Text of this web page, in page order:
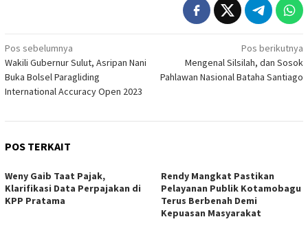
Navigasi
pos
Pos sebelumnya
Wakili Gubernur Sulut, Asripan Nani
Buka Bolsel Paragliding
International Accuracy Open 2023
Pos berikutnya
Mengenal Silsilah, dan Sosok
Pahlawan Nasional Bataha Santiago
POS TERKAIT
Weny Gaib Taat Pajak,
Klarifikasi Data Perpajakan di
KPP Pratama
Rendy Mangkat Pastikan
Pelayanan Publik Kotamobagu
Terus Berbenah Demi
Kepuasan Masyarakat